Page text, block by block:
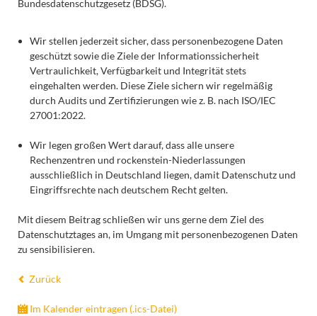
Bundesdatenschutzgesetz (BDSG).
Wir stellen jederzeit sicher, dass personenbezogene Daten
geschützt sowie die Ziele der Informationssicherheit
Vertraulichkeit, Verfügbarkeit und Integrität stets
eingehalten werden. Diese Ziele sichern wir regelmäßig
durch Audits und Zertifizierungen wie z. B. nach ISO/IEC
27001:2022.
Wir legen großen Wert darauf, dass alle unsere
Rechenzentren und rockenstein-Niederlassungen
ausschließlich in Deutschland liegen, damit Datenschutz und
Eingriffsrechte nach deutschem Recht gelten.
Mit diesem Beitrag schließen wir uns gerne dem Ziel des
Datenschutztages an, im Umgang mit personenbezogenen Daten
zu sensibilisieren.
Zurück
Im Kalender eintragen (.ics-Datei)